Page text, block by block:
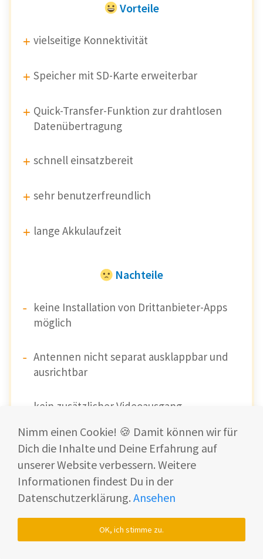
Vorteile
vielseitige Konnektivität
Speicher mit SD-Karte erweiterbar
Quick-Transfer-Funktion zur drahtlosen
Datenübertragung
schnell einsatzbereit
sehr benutzerfreundlich
lange Akkulaufzeit
Nachteile
keine Installation von Drittanbieter-Apps
möglich
Antennen nicht separat ausklappbar und
ausrichtbar
kein zusätzlicher Videoausgang
Nimm einen Cookie! 🍪 Damit können wir für
Dich die Inhalte und Deine Erfahrung auf
unserer Website verbessern. Weitere
Informationen findest Du in der
Datenschutzerklärung. Ansehen
OK, ich stimme zu.